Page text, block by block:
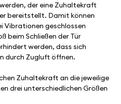
der eine Zuhaltekraft
bereitstellt. Damit können
Vibrationen geschlossen
beim Schließen der Tür
werden, dass sich
durch Zugluft öffnen.
Zuhaltekraft an die jeweilige
drei unterschiedlichen Größen